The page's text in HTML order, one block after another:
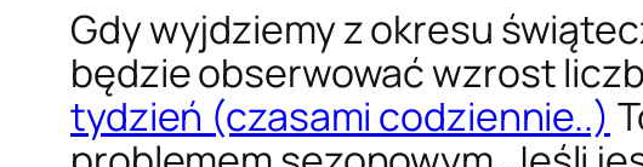
Gdy wyjdziemy z okresu
będzie obserwować wzrost
tydzień (czasami codziennie..)